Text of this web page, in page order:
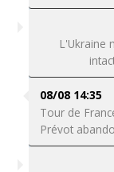
L'Ukraine
08/08 14:35
Tour de
Prévot